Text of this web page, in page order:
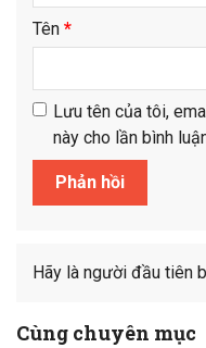
Tên *
Lưu tên của tôi,
này cho lần bình
Hãy là người đầu tiên
Cùng chuyên mục